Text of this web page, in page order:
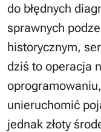
do błędnych
sprawnych
historycznym,
dziś to operacja
unieruchomić
jednak złoty